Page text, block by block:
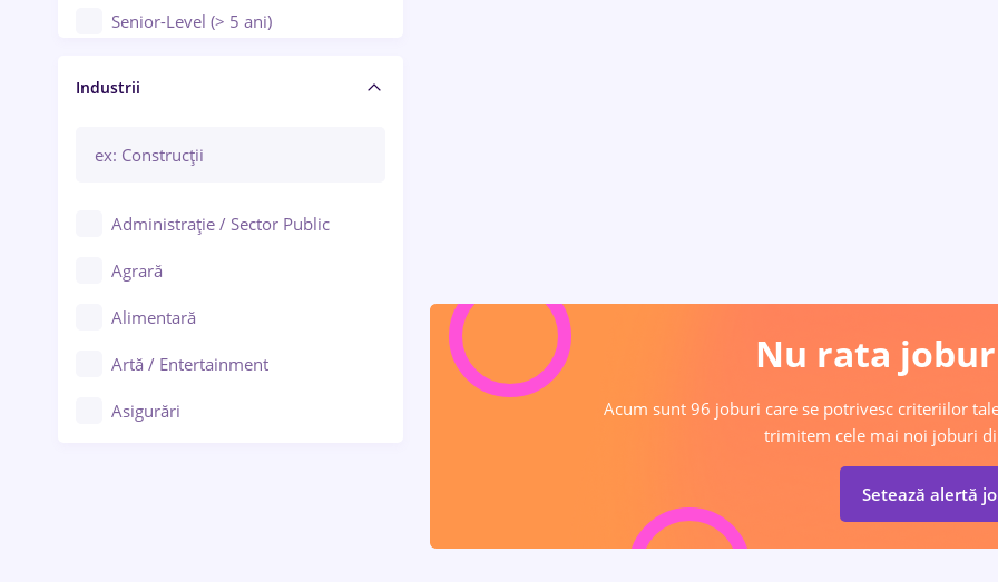
Senior-Level (> 5 ani)
Manager / Executiv
Industrii
Administrație / Sector Public
Agrară
Alimentară
Artă / Entertainment
Asigurări
Nu rata
Acum sunt 96 joburi care se potrivesc criteriilor
trimitem cele mai noi joburi
Setează alertă